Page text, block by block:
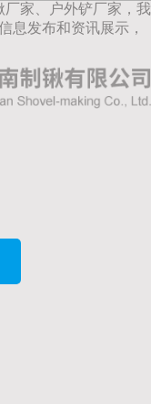
厂家、户外铲厂家，我
息发布和资讯展示，